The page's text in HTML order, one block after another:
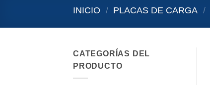
INICIO / PLACAS DE CARGA /
CATEGORÍAS DEL
PRODUCTO